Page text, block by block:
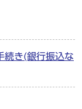
続き(銀行振込な